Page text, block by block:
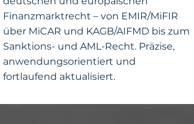
Finanzmarktrecht – von EMIR/MiFIR
über MiCAR und KAGB/AIFMD bis zum
Sanktions- und AML-Recht. Präzise,
anwendungsorientiert und
fortlaufend aktualisiert.